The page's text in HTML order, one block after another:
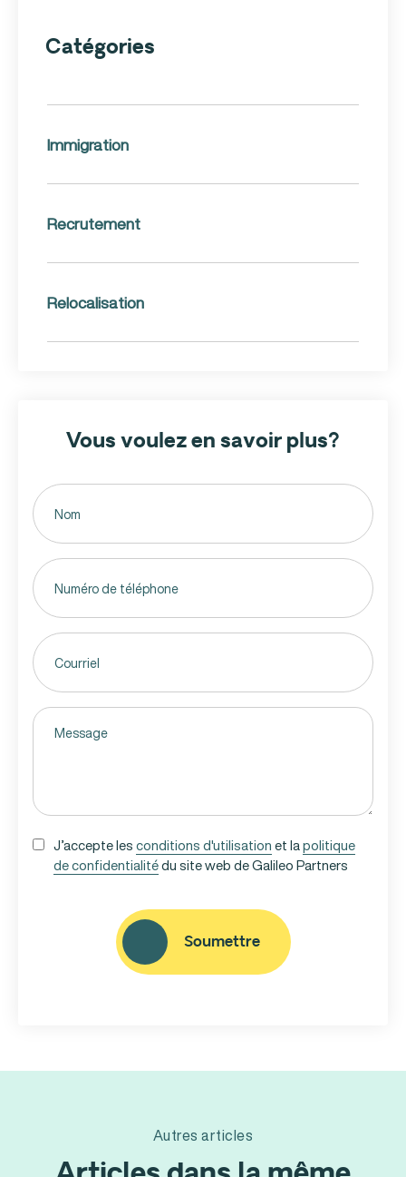
Catégories
Immigration
Recrutement
Relocalisation
Vous voulez en savoir plus?
Untitled
(Nécessaire)
Phone
Email
(Nécessaire)
Untitled
(Nécessaire)
UNTITLED
(NÉCESSAIRE)
J’accepte lesconditions d'utilisationet lapolitique
de confidentialitédu site web de Galileo Partners
Soumettre
Autres articles